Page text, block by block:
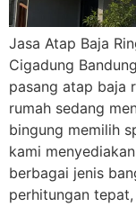
Jasa Atap Baja
Cigadung
pasang atap baja
rumah sedang
bingung memilih
kami
berbagai jenis
perhitungan